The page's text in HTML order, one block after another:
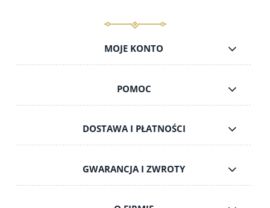
MOJE KONTO
POMOC
DOSTAWA I PŁATNOŚCI
GWARANCJA I ZWROTY